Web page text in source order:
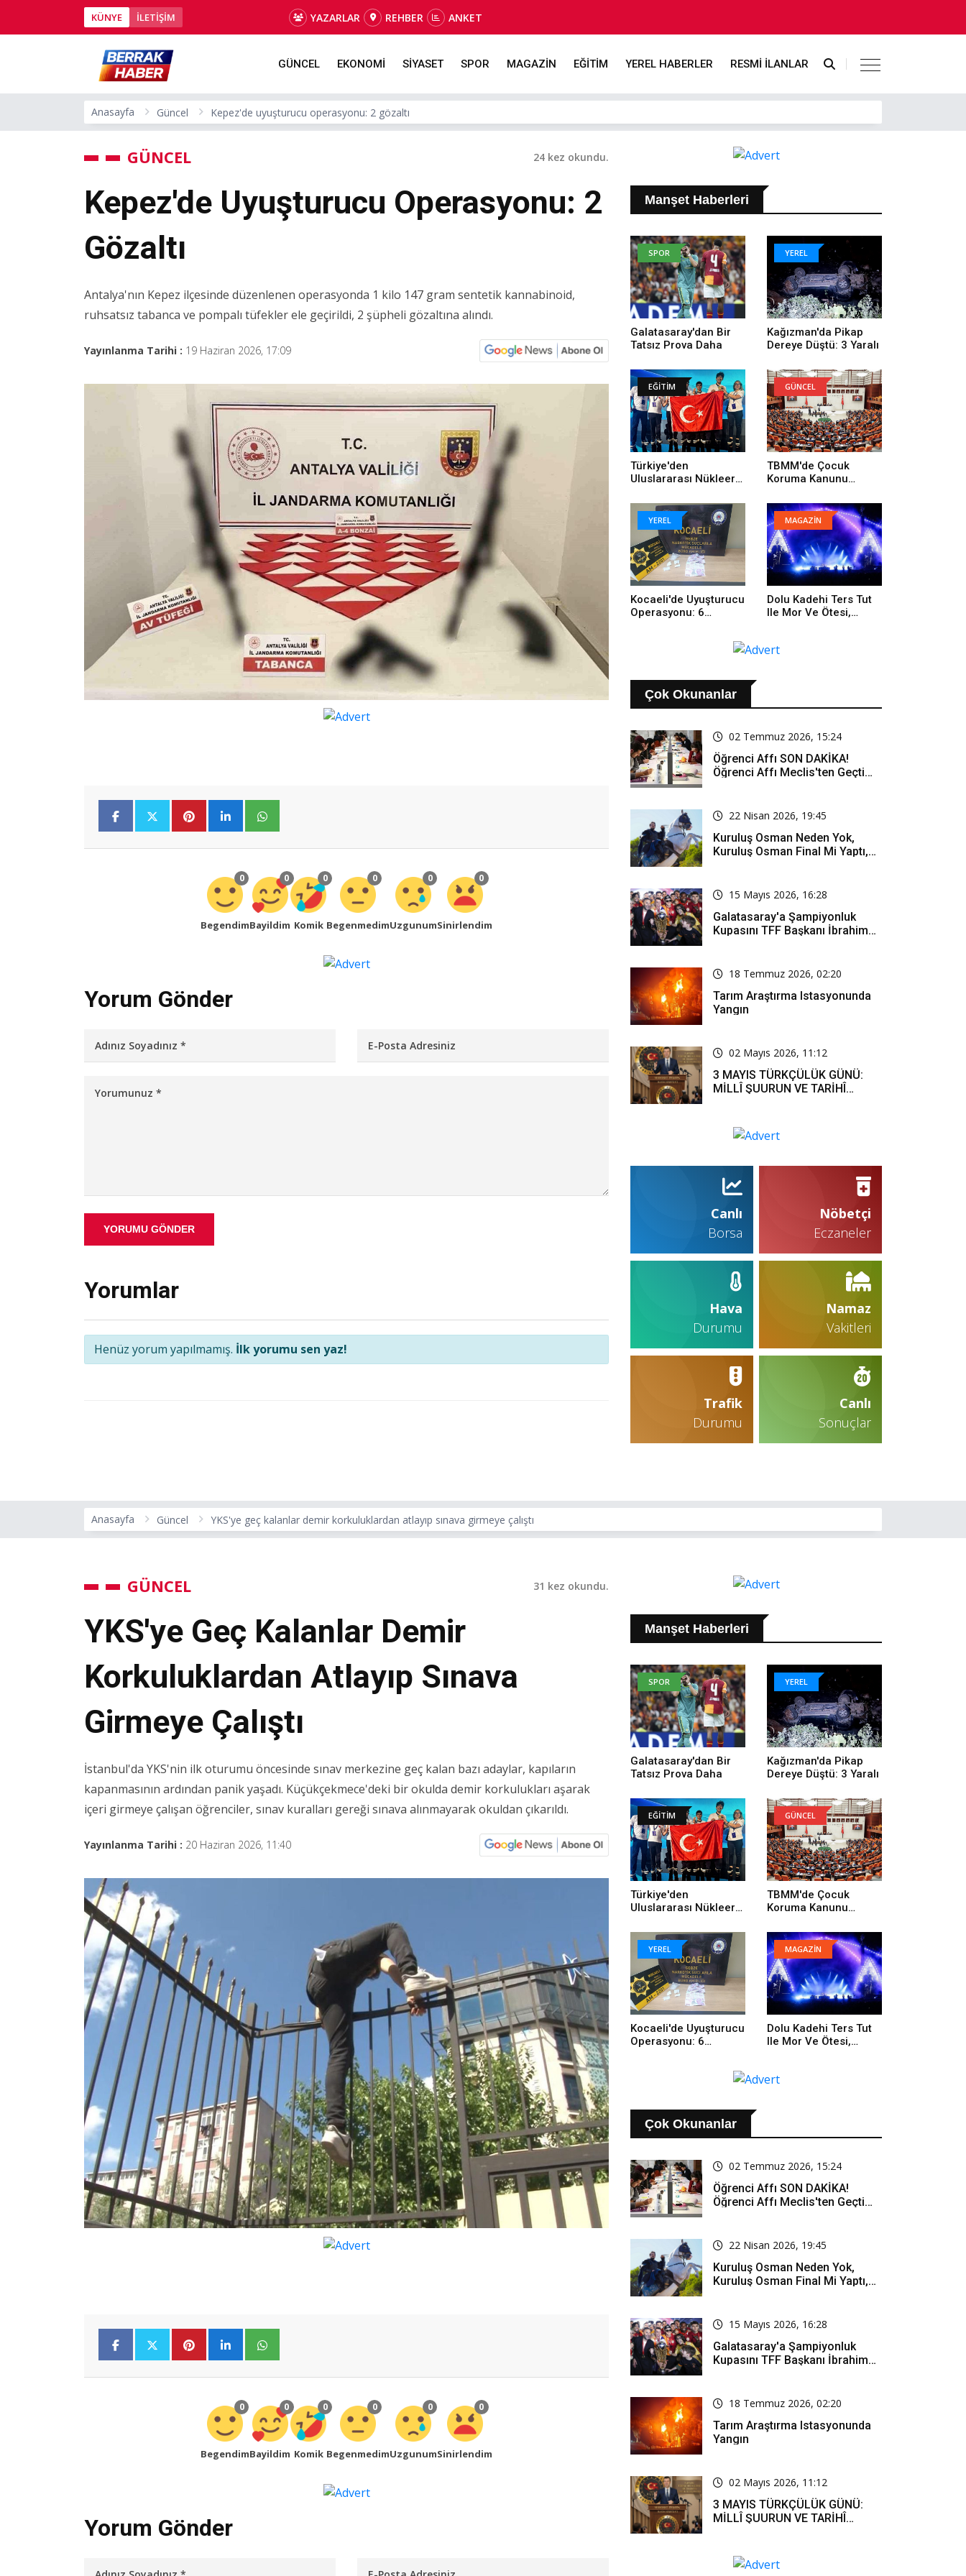
KÜNYE İLETİŞİM YAZARLAR REHBER ANKET
GÜNCEL EKONOMİ SİYASET SPOR MAGAZİN EĞİTİM YEREL HABERLER RESMİ İLANLAR
Anasayfa Güncel Kepez'de uyuşturucu operasyonu: 2 gözaltı
GÜNCEL 24 kez okundu.
Kepez'de Uyuşturucu Operasyonu: 2
Gözaltı
Antalya'nın Kepez ilçesinde düzenlenen operasyonda 1 kilo 147 gram sentetik kannabinoid,
ruhsatsız tabanca ve pompalı tüfekler ele geçirildi, 2 şüpheli gözaltına alındı.
Yayınlanma Tarihi : 19 Haziran 2026, 17:09
0
Begendim
0
Bayildim
0
Komik
0
Begenmedim
0
Uzgunum
0
Sinirlendim
Yorum Gönder
YORUMU GÖNDER
Yorumlar
Henüz yorum yapılmamış. İlk yorumu sen yaz!
Manşet Haberleri
SPOR
Galatasaray'dan Bir
Tatsız Prova Daha
YEREL
Kağızman'da Pikap
Dereye Düştü: 3 Yaralı
EĞİTİM
Türkiye'den
Uluslararası Nükleer
Tarihi Başarı: 1 Altın, 3
Bronz
GÜNCEL
TBMM'de Çocuk
Koruma Kanunu
YEREL
Kocaeli'de Uyuşturucu
Operasyonu: 6
MAGAZİN
Dolu Kadehi Ters Tut
Ile Mor Ve Ötesi,
Çok Okunanlar
02 Temmuz 2026, 15:24
Öğrenci Affı SON DAKİKA!
Öğrenci Affı Meclis'ten Geçti
22 Nisan 2026, 19:45
Kuruluş Osman Neden Yok,
Kuruluş Osman Final Mi Yaptı,
Zaman Yayınlanacak?
15 Mayıs 2026, 16:28
Galatasaray'a Şampiyonluk
Kupasını TFF Başkanı İbrahim
18 Temmuz 2026, 02:20
Tarım Araştırma Istasyonunda
Yangın
02 Mayıs 2026, 11:12
3 MAYIS TÜRKÇÜLÜK GÜNÜ:
MİLLÎ ŞUURUN VE TARİHÎ
Canlı
Borsa
Nöbetçi
Eczaneler
Hava
Durumu
Namaz
Vakitleri
Trafik
Durumu
Canlı
Sonuçlar
Anasayfa Güncel YKS'ye geç kalanlar demir korkuluklardan atlayıp sınava girmeye çalıştı
GÜNCEL 31 kez okundu.
YKS'ye Geç Kalanlar Demir
Korkuluklardan Atlayıp Sınava
Girmeye Çalıştı
İstanbul'da YKS'nin ilk oturumu öncesinde sınav merkezine geç kalan bazı adaylar, kapıların
kapanmasının ardından panik yaşadı. Küçükçekmece'deki bir okulda demir korkulukları aşarak
içeri girmeye çalışan öğrenciler, sınav kuralları gereği sınava alınmayarak okuldan çıkarıldı.
Yayınlanma Tarihi : 20 Haziran 2026, 11:40
0
Begendim
0
Bayildim
0
Komik
0
Begenmedim
0
Uzgunum
0
Sinirlendim
Yorum Gönder
Manşet Haberleri
SPOR
Galatasaray'dan Bir
Tatsız Prova Daha
YEREL
Kağızman'da Pikap
Dereye Düştü: 3 Yaralı
EĞİTİM
Türkiye'den
Uluslararası Nükleer
Tarihi Başarı: 1 Altın, 3
Bronz
GÜNCEL
TBMM'de Çocuk
Koruma Kanunu
YEREL
Kocaeli'de Uyuşturucu
Operasyonu: 6
MAGAZİN
Dolu Kadehi Ters Tut
Ile Mor Ve Ötesi,
Çok Okunanlar
02 Temmuz 2026, 15:24
Öğrenci Affı SON DAKİKA!
Öğrenci Affı Meclis'ten Geçti
22 Nisan 2026, 19:45
Kuruluş Osman Neden Yok,
Kuruluş Osman Final Mi Yaptı,
Zaman Yayınlanacak?
15 Mayıs 2026, 16:28
Galatasaray'a Şampiyonluk
Kupasını TFF Başkanı İbrahim
18 Temmuz 2026, 02:20
Tarım Araştırma Istasyonunda
Yangın
02 Mayıs 2026, 11:12
3 MAYIS TÜRKÇÜLÜK GÜNÜ:
MİLLÎ ŞUURUN VE TARİHÎ